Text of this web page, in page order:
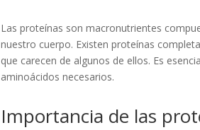
Las proteínas son macronutrientes
nuestro cuerpo. Existen proteínas
que carecen de algunos de ellos. Es
aminoácidos necesarios.
Importancia de las